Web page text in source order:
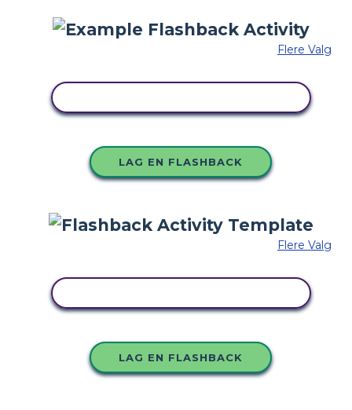
Flere Valg
LAG EN FLASHBACK
Flere Valg
LAG EN FLASHBACK